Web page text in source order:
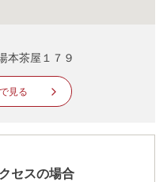
本茶屋１７９
見る
セスの場合